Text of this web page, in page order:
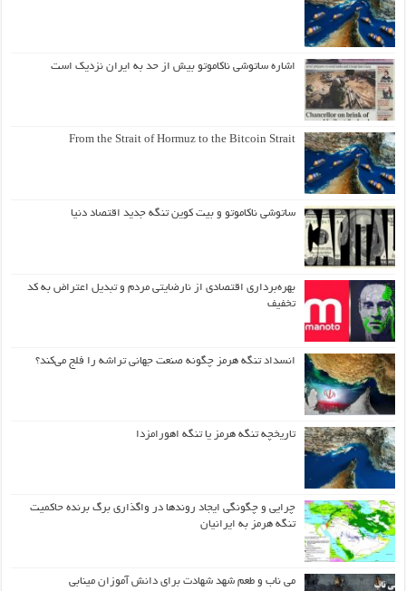
اشاره ساتوشی ناکاموتو بیش از حد به ایران نزدیک است
From the Strait of Hormuz to the Bitcoin Strait
ساتوشی ناکاموتو و بیت کوین تنگه جدید اقتصاد دنیا
بهره‌برداری اقتصادی از نارضایتی مردم و تبدیل اعتراض به کد
تخفیف
انسداد تنگه هرمز چگونه صنعت جهانی تراشه را فلج می‌کند؟
تاریخچه تنگه هرمز یا تنگه اهورامزدا
چرایی و چگونگی ایجاد روندها در واگذاری برگ برنده حاکمیت
تنگه هرمز به ایرانیان
می ناب و طعم شهد شهادت برای دانش آموزان مینابی